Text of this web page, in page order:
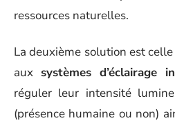
ressources naturelles.
La deuxième solution est
aux systèmes d’éclairage
réguler leur intensité
(présence humaine ou non)